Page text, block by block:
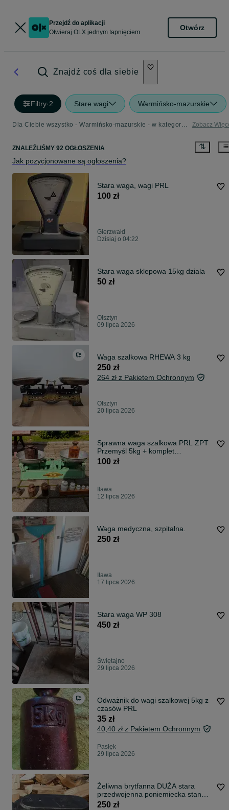
Przejdź do aplikacji
Otwieraj OLX jednym tapnięciem
Otwórz
Znajdź coś dla siebie
Filtry·2 Stare wagi Warmińsko-mazurskie
Dla Ciebie wszystko - Warmińsko-mazurskie - w kategorii Stare wagi Zobacz
ZNALEŹLIŚMY 92 OGŁOSZENIA
Jak pozycjonowane są ogłoszenia?
Stara waga, wagi PRL
100 zł
Gierzwałd
Dzisiaj o 04:22
Stara waga sklepowa 15kg dziala
50 zł
Olsztyn
09 lipca 2026
Waga szalkowa RHEWA 3 kg
250 zł
264 zł z Pakietem Ochronnym
Olsztyn
20 lipca 2026
Sprawna waga szalkowa PRL ZPT
Przemyśl 5kg + komplet
odważników
100 zł
Iława
12 lipca 2026
Waga medyczna, szpitalna.
250 zł
Iława
17 lipca 2026
Stara waga WP 308
450 zł
Świętajno
29 lipca 2026
Odważnik do wagi szalkowej 5kg z
czasów PRL
35 zł
40,40 zł z Pakietem Ochronnym
Pasłęk
29 lipca 2026
Żeliwna brytfanna DUŻA stara
przedwojenna poniemiecka stan
BD waga 10 KG
250 zł